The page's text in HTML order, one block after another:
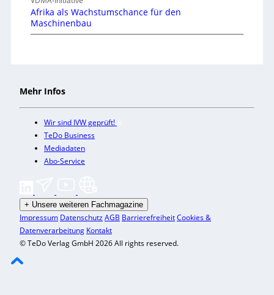
Afrika als Wachstumschance für den
Maschinenbau
Mehr Infos
Wir sind IVW geprüft!
TeDo Business
Mediadaten
Abo-Service
+ Unsere weiteren Fachmagazine
Impressum DatenschutzAGB BarrierefreiheitCookies &
Datenverarbeitung Kontakt
© TeDo Verlag GmbH 2026 All rights reserved.